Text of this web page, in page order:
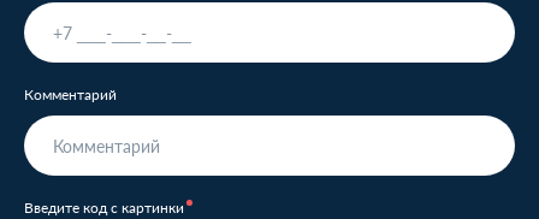
Комментарий
Введите код с картинки